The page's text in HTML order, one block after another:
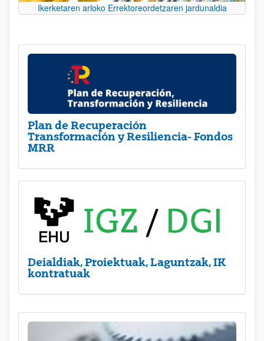
Ikerketaren arloko Errektoreordetzaren jardunaldia
Plan de Recuperación
Transformación y Resiliencia- Fondos
MRR
Deialdiak, Proiektuak, Laguntzak, IK
kontratuak